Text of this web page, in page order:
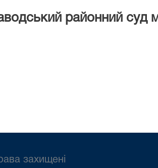
районний суд
захищені